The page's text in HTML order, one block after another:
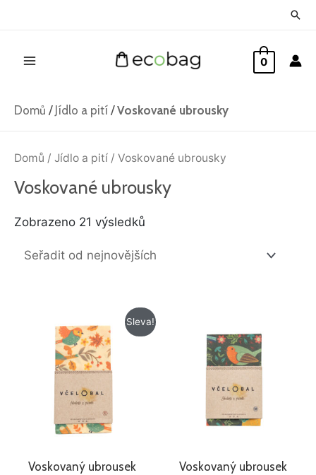
0
Domů / Jídlo a pití /Voskované ubrousky
Domů / Jídlo a pití / Voskované ubrousky
Voskované ubrousky
Zobrazeno 21 výsledků
nejnovějších
Sleva!
Voskovaný ubrousek
cena
byla:
229 Kč.
Aktuální
cena
je:
209 Kč.
Voskovaný ubrousek